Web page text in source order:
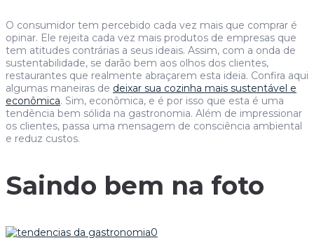
O consumidor tem percebido cada vez mais que comprar é
opinar. Ele rejeita cada vez mais produtos de empresas que
tem atitudes contrárias a seus ideais. Assim, com a onda de
sustentabilidade, se darão bem aos olhos dos clientes,
restaurantes que realmente abraçarem esta ideia. Confira aqui
algumas maneiras de deixar sua cozinha mais sustentável e
econômica. Sim, econômica, e é por isso que esta é uma
tendência bem sólida na gastronomia. Além de impressionar
os clientes, passa uma mensagem de consciência ambiental
e reduz custos.
Saindo bem na foto